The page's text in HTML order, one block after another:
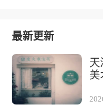
最新更新
天
美